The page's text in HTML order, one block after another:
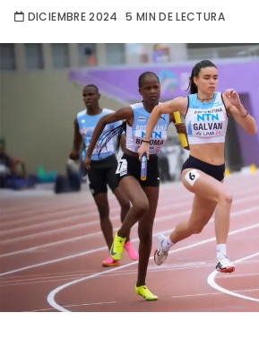
DICIEMBRE 2024 5 MIN DE LECTURA